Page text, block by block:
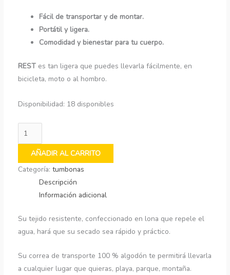
Fácil de transportar y de montar.
Portátil y ligera.
Comodidad y bienestar para tu cuerpo.
RESTes tan ligera que puedes llevarla fácilmente, en
bicicleta, moto o al hombro.
Disponibilidad: 18 disponibles
rest
Sahara
cantidad
AÑADIR AL CARRITO
Categoría: tumbonas
Descripción
Información adicional
Su tejido resistente, confeccionado en lona que repele el
agua, hará que su secado sea rápido y práctico.
Su correa de transporte 100 % algodón te permitirá llevarla
a cualquier lugar que quieras, playa, parque, montaña.